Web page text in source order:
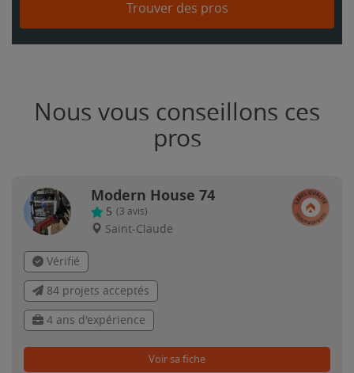
Trouver des pros
Nous vous conseillons ces
pros
Modern House 74
5 (3 avis)
Saint-Claude
Vérifié
84 projets acceptés
4 ans d'expérience
Voir sa fiche